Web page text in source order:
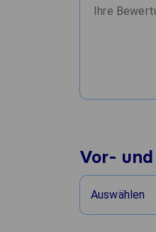
Vor-
Auswählen